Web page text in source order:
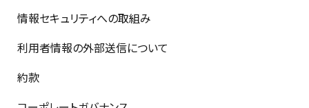
情報セキュリティへの取組み
利用者情報の外部送信について
約款